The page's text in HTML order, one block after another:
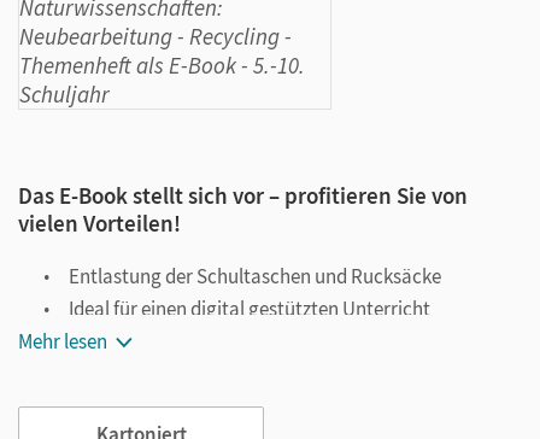
Das E-Book stellt sich vor – profitieren Sie von
vielen Vorteilen!
Entlastung der Schultaschen und Rucksäcke
Ideal für einen digital gestützten Unterricht
Notiz- und Markierungsmöglichkeit
Viele digitale Funktionen unterstützen das Lehren und
Mehr lesen